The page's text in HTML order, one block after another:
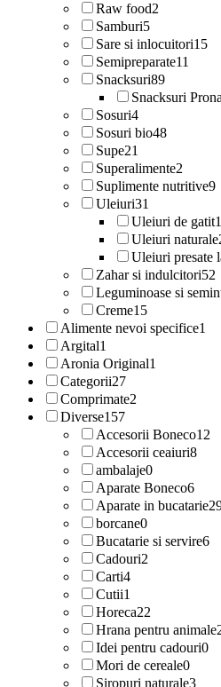
Raw food2
Samburi5
Sare si inlocuitori15
Semipreparate11
Snacksuri89
Snacksuri
Sosuri4
Sosuri bio48
Supe21
Superalimente2
Suplimente nutritive9
Uleiuri31
Uleiuri de gatit1
Uleiuri naturale
Uleiuri presate
Zahar si indulcitori52
Leguminoase si
Creme15
Alimente nevoi specifice1
Argital1
Aronia Original1
Categorii27
Comprimate2
Diverse157
Accesorii Boneco12
Accesorii ceaiuri8
ambalaje0
Aparate Boneco6
Aparate in bucatarie
borcane0
Bucatarie si servire6
Cadouri2
Carti4
Cutii1
Horeca22
Hrana pentru animale
Idei pentru cadouri0
Mori de cereale0
Siropuri naturale3